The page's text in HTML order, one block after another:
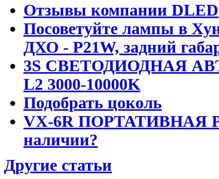
Отзывы компании DLED
Посоветуйте лампы в
ДХО - P21W, задний
3S СВЕТОДИОДНАЯ
L2 3000-10000K
Подобрать цоколь
VX-6R ПОРТАТИВНАЯ
наличии?
Другие статьи